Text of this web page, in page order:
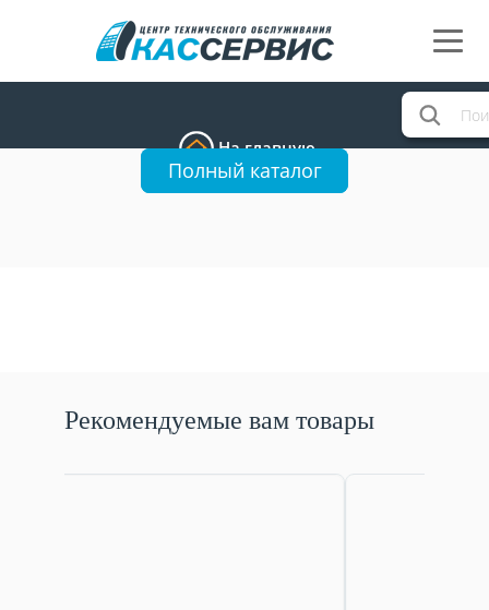
На главную
Полный каталог
Рекомендуемые вам товары